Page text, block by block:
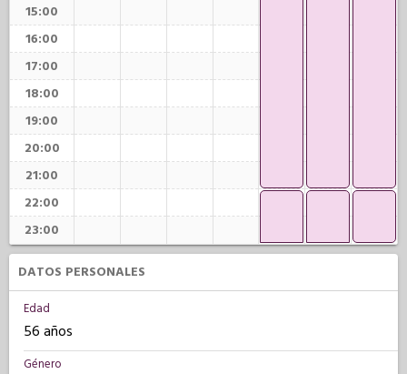
15:00
16:00
17:00
18:00
19:00
20:00
21:00
22:00
23:00
DATOS PERSONALES
Edad
56 años
Género